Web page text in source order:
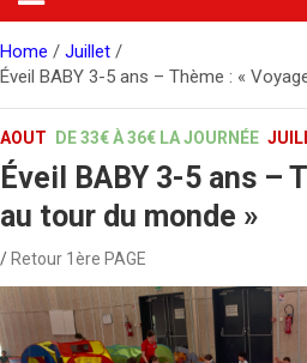
Home
Juillet
Éveil BABY 3-5 ans – Thème : «
AOUT DE 33€ À 36€ LA JOURNÉE
Éveil BABY 3-5 ans –
au tour du monde »
Retour 1ère PAGE